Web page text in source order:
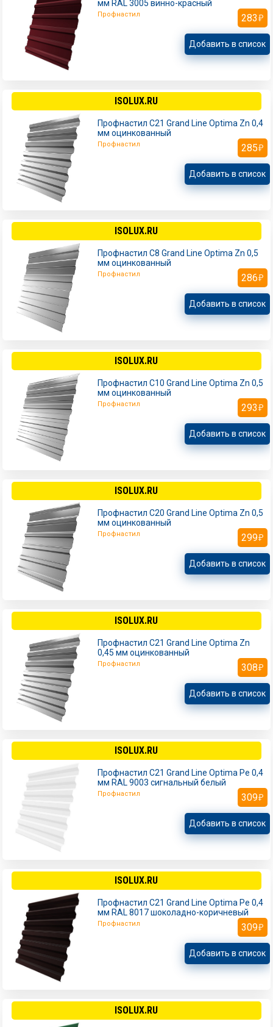
мм RAL 3005 винно-красный
Профнастил 283
Добавить в список
ISOLUX.RU
Профнастил С21 Grand Line Optima Zn 0,4
мм оцинкованный
Профнастил 285
Добавить в список
ISOLUX.RU
Профнастил С8 Grand Line Optima Zn 0,5
мм оцинкованный
Профнастил 286
Добавить в список
ISOLUX.RU
Профнастил С10 Grand Line Optima Zn 0,5
мм оцинкованный
Профнастил 293
Добавить в список
ISOLUX.RU
Профнастил С20 Grand Line Optima Zn 0,5
мм оцинкованный
Профнастил 299
Добавить в список
ISOLUX.RU
Профнастил С21 Grand Line Optima Zn
0,45 мм оцинкованный
Профнастил 308
Добавить в список
ISOLUX.RU
Профнастил С21 Grand Line Optima Pe 0,4
мм RAL 9003 сигнальный белый
Профнастил 309
Добавить в список
ISOLUX.RU
Профнастил С21 Grand Line Optima Pe 0,4
мм RAL 8017 шоколадно-коричневый
Профнастил 309
Добавить в список
ISOLUX.RU